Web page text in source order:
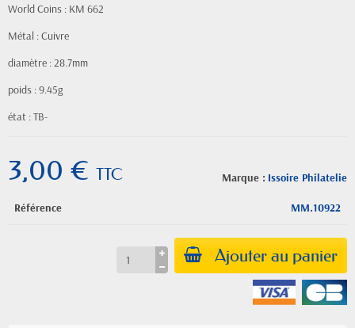
World Coins : KM 662
Métal : Cuivre
diamètre : 28.7mm
poids : 9.45g
état : TB-
Marque : Issoire Philatelie
3,00 € TTC
Référence MM.10922
Ajouter au panier